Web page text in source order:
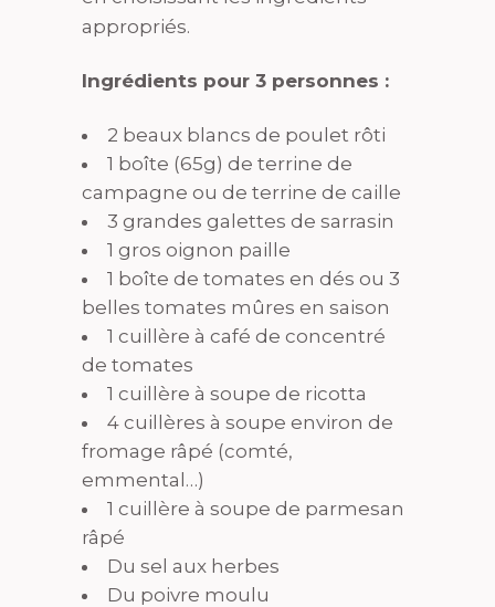
appropriés.
Ingrédients pour 3 personnes :
2 beaux blancs de poulet rôti
1 boîte (65g) de terrine de
campagne ou de terrine de caille
3 grandes galettes de sarrasin
1 gros oignon paille
1 boîte de tomates en dés ou 3
belles tomates mûres en saison
1 cuillère à café de concentré
de tomates
1 cuillère à soupe de ricotta
4 cuillères à soupe environ de
fromage râpé (comté,
emmental…)
1 cuillère à soupe de parmesan
râpé
Du sel aux herbes
Du poivre moulu